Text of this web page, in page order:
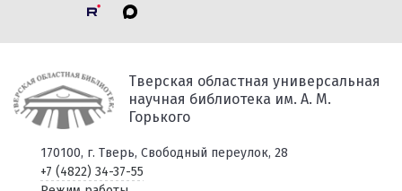
Тверская областная универсальная
научная библиотека им. А. М.
Горького
170100, г. Тверь, Свободный переулок, 28
+7 (4822) 34-37-55